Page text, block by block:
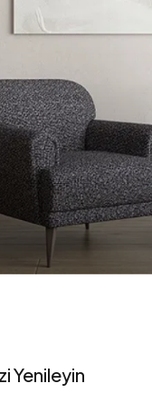
Yenileyin